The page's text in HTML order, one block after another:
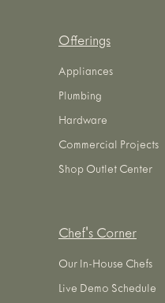
Offerings
Appliances
Plumbing
Hardware
Commercial Projects
Shop Outlet Center
Chef's Corner
Our In-House Chefs
Live Demo Schedule